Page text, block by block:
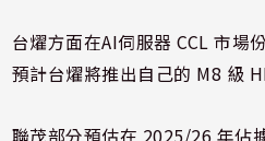
台燿方面在AI伺服器 CCL 市場
預計台燿將推出自己的 M8 級